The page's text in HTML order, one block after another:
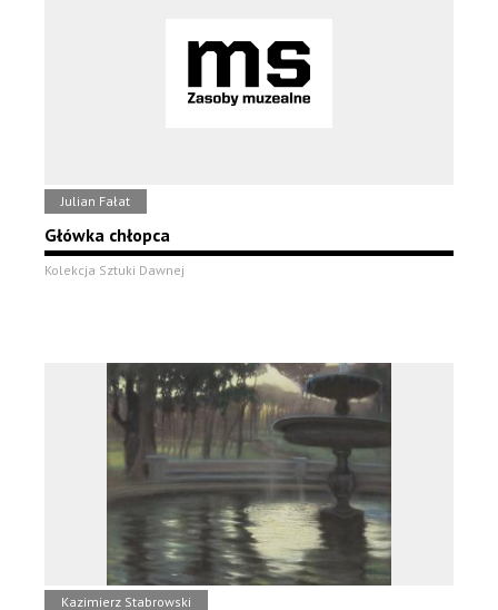
Julian Fałat
Główka chłopca
Kolekcja Sztuki Dawnej
Kazimierz Stabrowski